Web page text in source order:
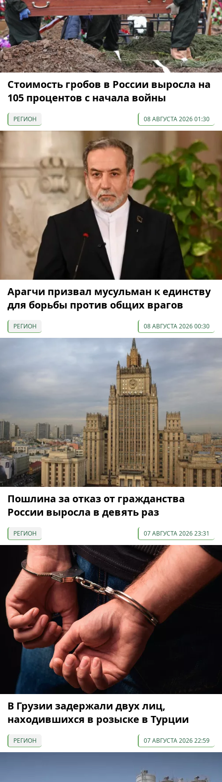
Стоимость гробов в России выросла на
105 процентов с начала войны
РЕГИОН 08 АВГУСТА 2026 01:30
Арагчи призвал мусульман к единству
для борьбы против общих врагов
РЕГИОН 08 АВГУСТА 2026 00:30
Пошлина за отказ от гражданства
России выросла в девять раз
РЕГИОН 07 АВГУСТА 2026 23:31
В Грузии задержали двух лиц,
находившихся в розыске в Турции
РЕГИОН 07 АВГУСТА 2026 22:59